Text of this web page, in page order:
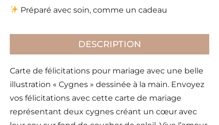
Préparé avec soin, comme un cadeau
DESCRIPTION
Carte de félicitations pour mariage avec une belle
illustration « Cygnes » dessinée à la main. Envoyez
vos félicitations avec cette carte de mariage
représentant deux cygnes créant un cœur avec